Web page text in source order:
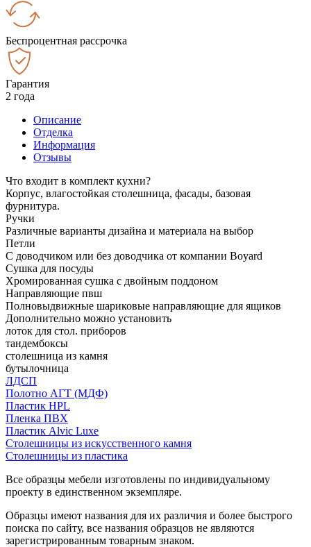
Беспроцентная рассрочка
Гарантия
2 года
Описание
Отделка
Информация
Отзывы
Что входит в комплект кухни?
Корпус, влагостойкая столешница, фасады, базовая
фурнитура.
Ручки
Различные варианты дизайна и материала на выбор
Петли
С доводчиком или без доводчика от компании Boyard
Сушка для посуды
Хромированная сушка с двойным поддоном
Направляющие пвш
Полновыдвижные шариковые направляющие для ящиков
Дополнительно можно установить
лоток для стол. приборов
тандембоксы
столешница из камня
бутылочница
ЛДСП
Полотно АГТ (МДФ)
Пластик HPL
Пленка ПВХ
Пластик Alvic Luxe
Столешницы из искусственного камня
Столешницы из пластика
Все образцы мебели изготовлены по индивидуальному
проекту в единственном экземпляре.
Образцы имеют названия для их различия и более быстрого
поиска по сайту, все названия образцов не являются
зарегистрированным товарным знаком.